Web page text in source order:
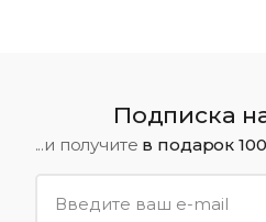
Подписка
...и получите в подарок